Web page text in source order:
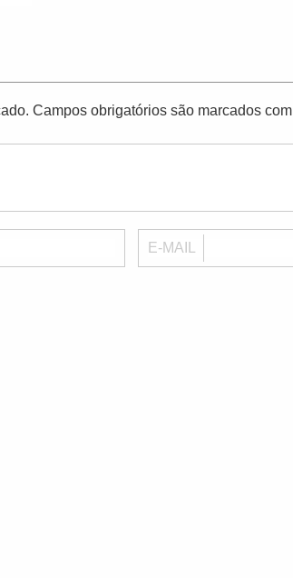
Campos obrigatórios são marcados com
E-MAIL